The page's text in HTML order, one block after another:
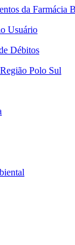
da Farmácia
Usuário
Débitos
Polo Sul